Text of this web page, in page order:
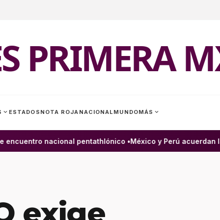
PRIMERA
expand_more ESTADOS NOTA ROJA NACIONAL MUNDOMÁS expand_more
nacional pentathlónico •México y Perú acuerdan la